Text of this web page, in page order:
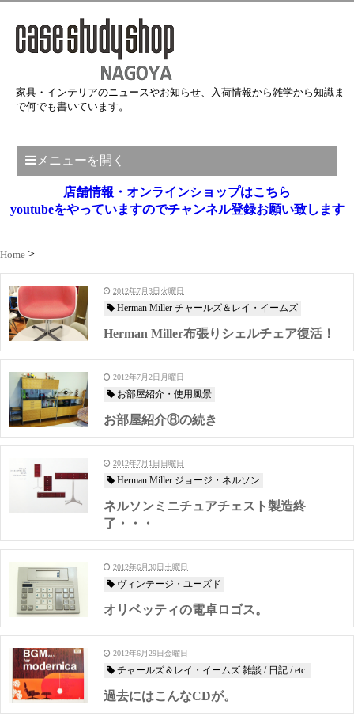
家具・インテリアのニュースやお知らせ、入荷情報から雑学から知識ま
で何でも書いています。
メニューを開く
店舗情報・オンラインショップはこちら
youtubeをやっていますのでチャンネル登録お願い致します
Home
2012年7月3日火曜日
Herman Miller チャールズ＆レイ・イームズ
Herman Miller布張りシェルチェア復活！
2012年7月2日月曜日
お部屋紹介・使用風景
お部屋紹介⑧の続き
2012年7月1日日曜日
Herman Miller ジョージ・ネルソン
ネルソンミニチュアチェスト製造終
了・・・
2012年6月30日土曜日
ヴィンテージ・ユーズド
オリベッティの電卓ロゴス。
2012年6月29日金曜日
チャールズ＆レイ・イームズ 雑談 / 日記 / etc.
過去にはこんなCDが。